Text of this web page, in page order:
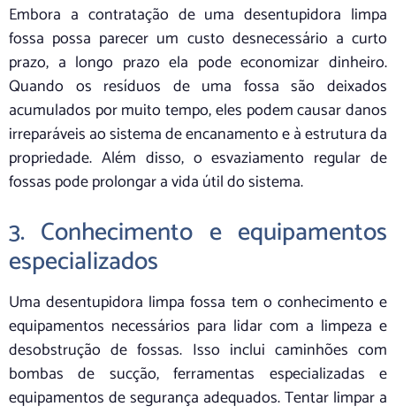
Embora a contratação de uma desentupidora limpa
fossa possa parecer um custo desnecessário a curto
prazo, a longo prazo ela pode economizar dinheiro.
Quando os resíduos de uma fossa são deixados
acumulados por muito tempo, eles podem causar danos
irreparáveis ao sistema de encanamento e à estrutura da
propriedade. Além disso, o esvaziamento regular de
fossas pode prolongar a vida útil do sistema.
3. Conhecimento e equipamentos
especializados
Uma desentupidora limpa fossa tem o conhecimento e
equipamentos necessários para lidar com a limpeza e
desobstrução de fossas. Isso inclui caminhões com
bombas de sucção, ferramentas especializadas e
equipamentos de segurança adequados. Tentar limpar a